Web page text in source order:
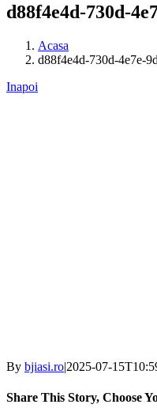
d88f4e4d-730d-
Acasa
d88f4e4d-730d-4e7e-
Inapoi
By bjiasi.ro|2025-07-
Share This Story, Choose